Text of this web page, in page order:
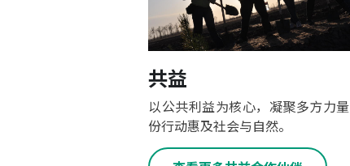
共益
以公共利益为核心，凝聚多方力
份行动惠及社会与自然。